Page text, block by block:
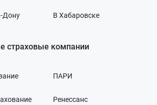
Дону В Хабаровске
страховые компании
ПАРИ
Ренессанс